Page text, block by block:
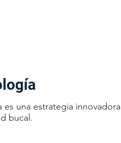
una estrategia
bucal.